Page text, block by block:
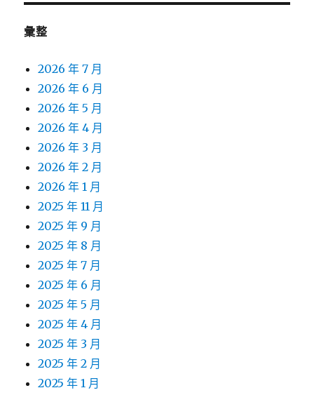
彙整
2026 年 7 月
2026 年 6 月
2026 年 5 月
2026 年 4 月
2026 年 3 月
2026 年 2 月
2026 年 1 月
2025 年 11 月
2025 年 9 月
2025 年 8 月
2025 年 7 月
2025 年 6 月
2025 年 5 月
2025 年 4 月
2025 年 3 月
2025 年 2 月
2025 年 1 月